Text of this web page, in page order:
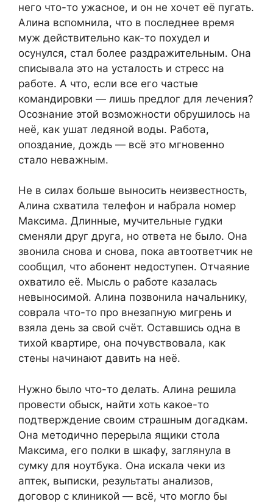
него что-то ужасное, и он не хочет её пугать.
Алина вспомнила, что в последнее время
муж действительно как-то похудел и
осунулся, стал более раздражительным. Она
списывала это на усталость и стресс на
работе. А что, если все его частые
командировки — лишь предлог для лечения?
Осознание этой возможности обрушилось на
неё, как ушат ледяной воды. Работа,
опоздание, дождь — всё это мгновенно
стало неважным.
Не в силах больше выносить неизвестность,
Алина схватила телефон и набрала номер
Максима. Длинные, мучительные гудки
сменяли друг друга, но ответа не было. Она
звонила снова и снова, пока автоответчик не
сообщил, что абонент недоступен. Отчаяние
охватило её. Мысль о работе казалась
невыносимой. Алина позвонила начальнику,
соврала что-то про внезапную мигрень и
взяла день за свой счёт. Оставшись одна в
тихой квартире, она почувствовала, как
стены начинают давить на неё.
Нужно было что-то делать. Алина решила
провести обыск, найти хоть какое-то
подтверждение своим страшным догадкам.
Она методично перерыла ящики стола
Максима, его полки в шкафу, заглянула в
сумку для ноутбука. Она искала чеки из
аптек, выписки, результаты анализов,
договор с клиникой — всё, что могло бы